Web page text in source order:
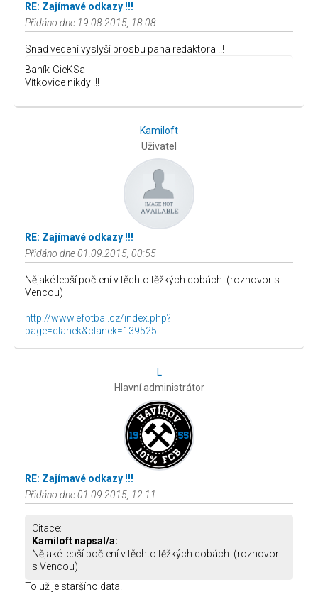
RE: Zajímavé odkazy !!!
Přidáno dne 19.08.2015, 18:08
Snad vedení vyslyší prosbu pana redaktora !!!
Baník-GieKSa
Vítkovice nikdy !!!
Kamiloft
Uživatel
RE: Zajímavé odkazy !!!
Přidáno dne 01.09.2015, 00:55
Nějaké lepší počtení v těchto těžkých dobách. (rozhovor s
Vencou)
http://www.efotbal.cz/index.php?
page=clanek&clanek=139525
L
Hlavní administrátor
RE: Zajímavé odkazy !!!
Přidáno dne 01.09.2015, 12:11
Citace:
Kamiloft napsal/a:
Nějaké lepší počtení v těchto těžkých dobách. (rozhovor
s Vencou)
To už je staršího data.